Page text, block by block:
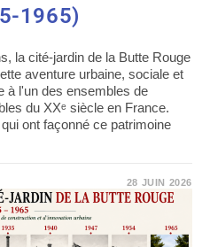
1965)
la cité-jardin de la Butte Rouge
aventure urbaine, sociale et
à l'un des ensembles de
du XXᵉ siècle en France.
ont façonné ce patrimoine
28 JUIN 2026